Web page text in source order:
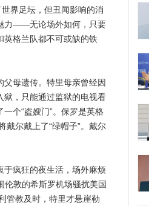
界足坛，但丑闻影响的消
力——无论场外如何，只要
英格兰队都不可或缺的铁
母遗传。特里母亲曾经因
狱，只能通过监狱的电视看
个“盗嫂门”。保罗是英格
戴尔戴上了“绿帽子”。戴尔
疯狂的夜生活，场外麻烦
伦敦的希斯罗机场骚扰美国
管教及时，特里才悬崖勒